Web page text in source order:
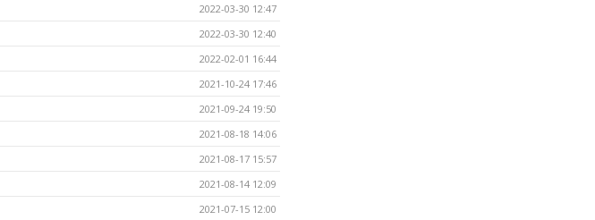
2022-03-30 12:47
2022-03-30 12:40
2022-02-01 16:44
2021-10-24 17:46
2021-09-24 19:50
2021-08-18 14:06
2021-08-17 15:57
2021-08-14 12:09
2021-07-15 12:00